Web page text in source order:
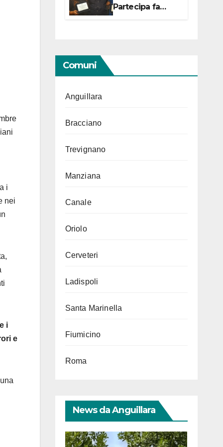
i
nei
i
e
Partecipa fa
centro con due
Comuni
Anguillara
Bracciano
Trevignano
Manziana
Canale
Oriolo
Cerveteri
Ladispoli
Santa Marinella
Fiumicino
Roma
News da Anguillara